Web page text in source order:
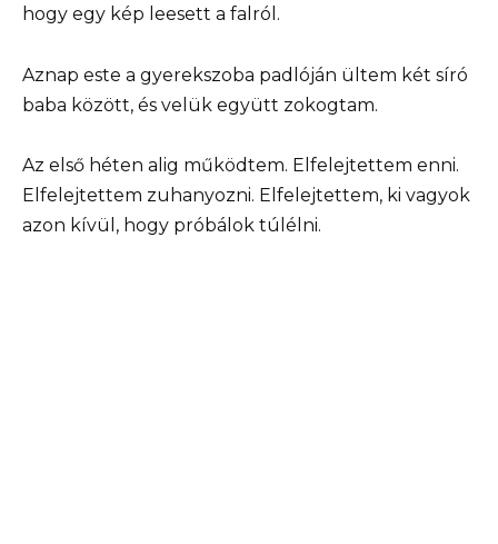
hogy egy kép leesett a falról.
Aznap este a gyerekszoba padlóján ültem két síró
baba között, és velük együtt zokogtam.
Az első héten alig működtem. Elfelejtettem enni.
Elfelejtettem zuhanyozni. Elfelejtettem, ki vagyok
azon kívül, hogy próbálok túlélni.